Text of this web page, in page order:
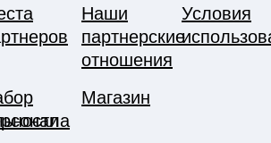
Наши
партнерские
отношения
Условия
Магазин